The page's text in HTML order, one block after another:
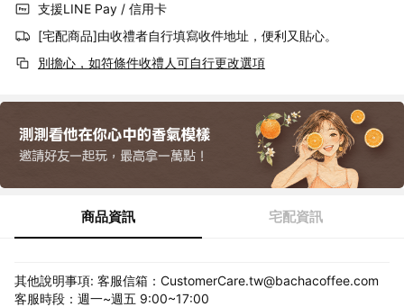
支援LINE Pay / 信用卡
[宅配商品]由收禮者自行填寫收件地址，便利又貼心。
別擔心，如符條件收禮人可自行更改選項
商品資訊 宅配資訊
其他說明事項: 客服信箱：CustomerCare.tw@bachacoffee.com
客服時段：週一~週五 9:00~17:00